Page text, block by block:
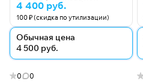
4 400 руб.
100 ₽ (скидка по утилизации)
Обычная цена
4 500 руб.
0 0